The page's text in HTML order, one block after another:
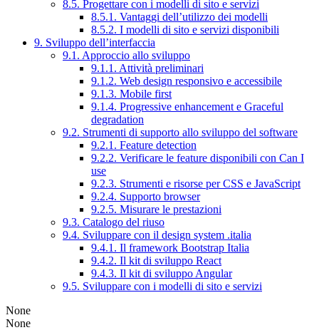
8.5. Progettare con i modelli di sito e servizi
8.5.1. Vantaggi dell’utilizzo dei modelli
8.5.2. I modelli di sito e servizi disponibili
9. Sviluppo dell’interfaccia
9.1. Approccio allo sviluppo
9.1.1. Attività preliminari
9.1.2. Web design responsivo e accessibile
9.1.3. Mobile first
9.1.4. Progressive enhancement e Graceful
degradation
9.2. Strumenti di supporto allo sviluppo del software
9.2.1. Feature detection
9.2.2. Verificare le feature disponibili con Can I
use
9.2.3. Strumenti e risorse per CSS e JavaScript
9.2.4. Supporto browser
9.2.5. Misurare le prestazioni
9.3. Catalogo del riuso
9.4. Sviluppare con il design system .italia
9.4.1. Il framework Bootstrap Italia
9.4.2. Il kit di sviluppo React
9.4.3. Il kit di sviluppo Angular
9.5. Sviluppare con i modelli di sito e servizi
None
None